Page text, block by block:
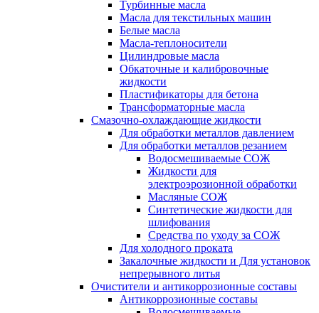
Турбинные масла
Масла для текстильных машин
Белые масла
Масла-теплоносители
Цилиндровые масла
Обкаточные и калибровочные
жидкости
Пластификаторы для бетона
Трансформаторные масла
Смазочно-охлаждающие жидкости
Для обработки металлов давлением
Для обработки металлов резанием
Водосмешиваемые СОЖ
Жидкости для
электроэрозионной обработки
Масляные СОЖ
Синтетические жидкости для
шлифования
Средства по уходу за СОЖ
Для холодного проката
Закалочные жидкости и Для установок
непрерывного литья
Очистители и антикоррозионные составы
Антикоррозионные составы